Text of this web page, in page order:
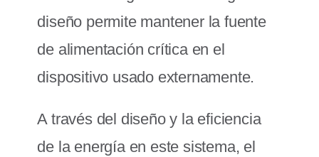
diseño permite mantener la fuente
de alimentación crítica en el
dispositivo usado externamente.
A través del diseño y la eficiencia
de la energía en este sistema, el